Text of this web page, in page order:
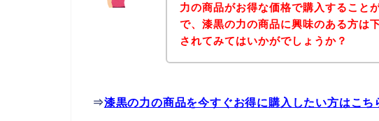
力の商品がお得な価格で購入すること
で、漆黒の力の商品に興味のある方は
されてみてはいかがでしょうか？
⇒漆黒の力の商品を今すぐお得に購入したい方はこち